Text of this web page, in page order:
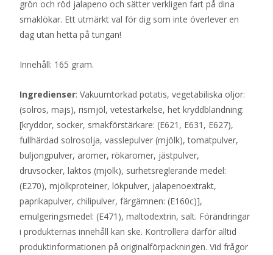
grön och röd jalapeno och sätter verkligen fart på dina
smaklökar. Ett utmärkt val för dig som inte överlever en
dag utan hetta på tungan!
Innehåll: 165 gram.
Ingredienser: Vakuumtorkad potatis, vegetabiliska oljor:
(solros, majs), rismjöl, vetestärkelse, het kryddblandning:
[kryddor, socker, smakförstärkare: (E621, E631, E627),
fullhärdad solrosolja, vasslepulver (mjölk), tomatpulver,
buljongpulver, aromer, rökaromer, jästpulver,
druvsocker, laktos (mjölk), surhetsreglerande medel:
(E270), mjölkproteiner, lökpulver, jalapenoextrakt,
paprikapulver, chilipulver, färgämnen: (E160c)],
emulgeringsmedel: (E471), maltodextrin, salt. Förändringar
i produkternas innehåll kan ske. Kontrollera därför alltid
produktinformationen på originalförpackningen. Vid frågor